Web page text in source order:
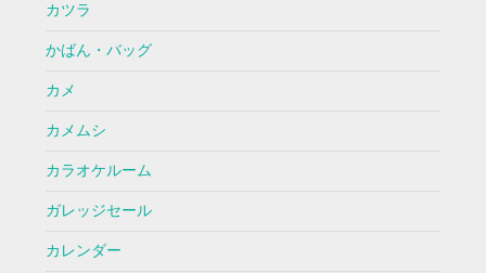
カツラ
かばん・バッグ
カメ
カメムシ
カラオケルーム
ガレッジセール
カレンダー